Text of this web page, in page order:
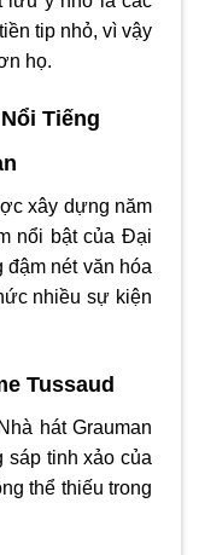
tip nhỏ, vì vậy
họ.
Tiếng
xây dựng năm
nổi bật của Đại
đậm nét văn hóa
nhiều sự kiện
Tussaud
hát Grauman
tinh xảo của
thể thiếu trong